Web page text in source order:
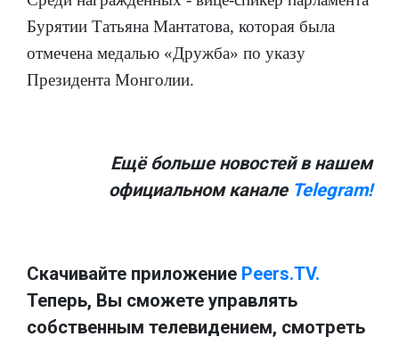
Бурятии Татьяна Мантатова, которая была
отмечена медалью «Дружба» по указу
Президента Монголии.
Ещё больше новостей в нашем
официальном канале Telegram!
Скачивайте приложение Peers.TV.
Теперь, Вы сможете управлять
собственным телевидением, смотреть